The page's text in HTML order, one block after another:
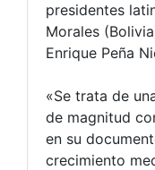
presidentes
Morales
Enrique Peña
«Se trata de
de magnitud
en su
crecimiento